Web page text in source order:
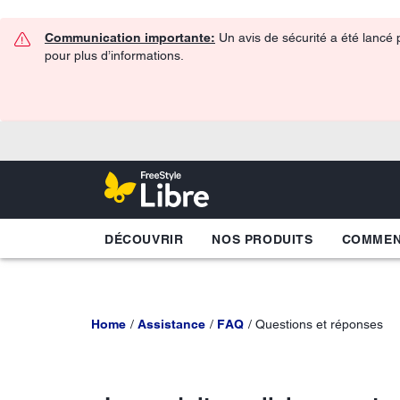
Communication importante: Un avis de sécurité a été
pour plus d’informations.
DÉCOUVRIR NOS PRODUITS
Home Assistance FAQ Questions et réponses